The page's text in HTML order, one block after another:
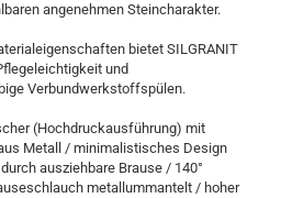
angenehmen Steincharakter.
bietet SILGRANIT
und
Verbundwerkstoffspülen.
(Hochdruckausführung) mit
Metall / minimalistisches Design
ausziehbare Brause / 140°
metallummantelt / hoher